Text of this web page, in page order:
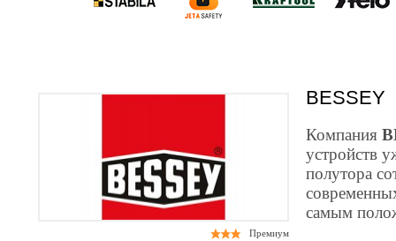
Премиум
BESSEY
Компания
устройств
полутора
самым